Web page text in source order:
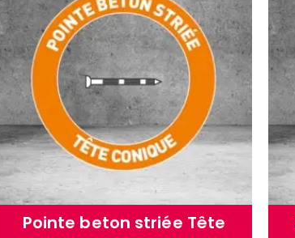
Pointe beton striée Tête